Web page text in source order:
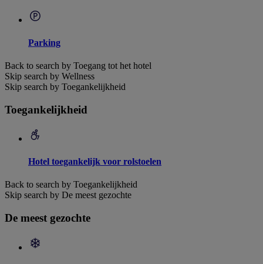
Parking
Back to search by Toegang tot het hotel
Skip search by Wellness
Skip search by Toegankelijkheid
Toegankelijkheid
Hotel toegankelijk voor rolstoelen
Back to search by Toegankelijkheid
Skip search by De meest gezochte
De meest gezochte